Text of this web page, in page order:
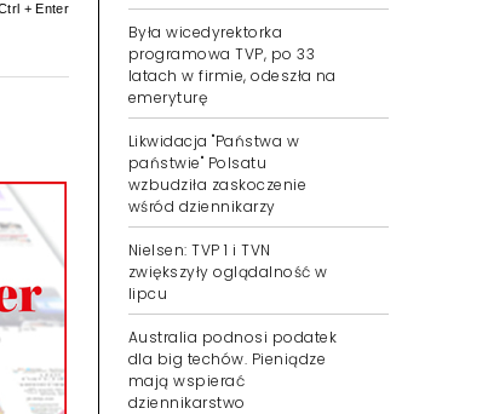
+ Enter
Była wicedyrektorka
programowa TVP, po 33
latach w firmie, odeszła na
emeryturę
Likwidacja "Państwa w
państwie" Polsatu
wzbudziła zaskoczenie
wśród dziennikarzy
Nielsen: TVP 1 i TVN
zwiększyły oglądalność w
lipcu
Australia podnosi podatek
dla big techów. Pieniądze
mają wspierać
dziennikarstwo